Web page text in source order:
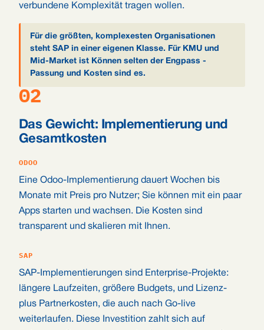
verbundene Komplexität tragen wollen.
Für die größten, komplexesten Organisationen
steht SAP in einer eigenen Klasse. Für KMU und
Mid-Market ist Können selten der Engpass -
Passung und Kosten sind es.
02
Das Gewicht: Implementierung und
Gesamtkosten
ODOO
Eine Odoo-Implementierung dauert Wochen bis
Monate mit Preis pro Nutzer; Sie können mit ein paar
Apps starten und wachsen. Die Kosten sind
transparent und skalieren mit Ihnen.
SAP
SAP-Implementierungen sind Enterprise-Projekte:
längere Laufzeiten, größere Budgets, und Lizenz-
plus Partnerkosten, die auch nach Go-live
weiterlaufen. Diese Investition zahlt sich auf